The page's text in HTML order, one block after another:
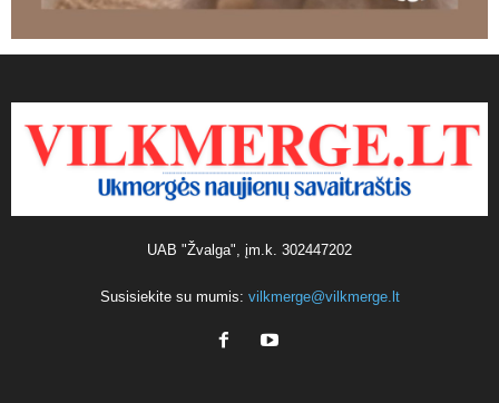
UAB "Žvalga", įm.k. 302447202
Susisiekite su mumis: vilkmerge@vilkmerge.lt